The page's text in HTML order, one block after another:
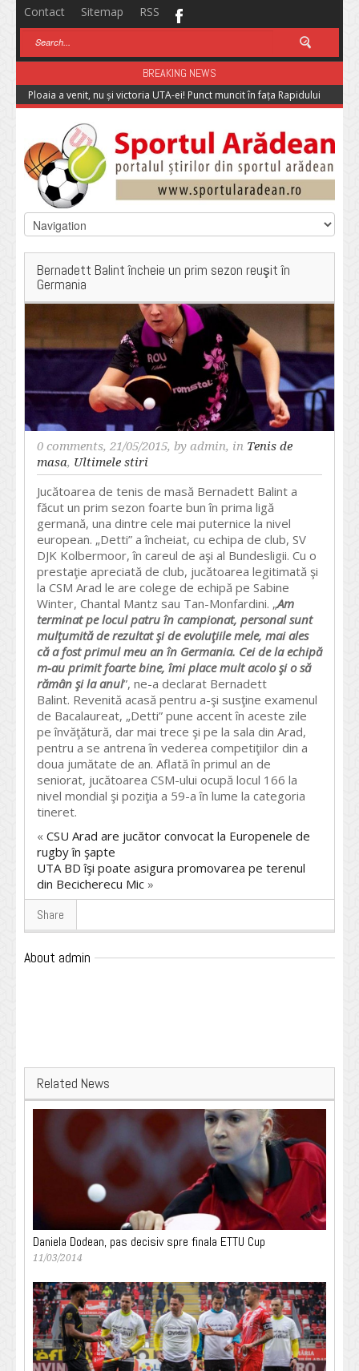
Contact Sitemap RSS
BREAKING NEWS
Ploaia a venit, nu și victoria UTA-ei! Punct muncit în fața Rapidului
Bernadett Balint încheie un prim sezon reuşit în
Germania
0 comments, 21/05/2015, by admin, in Tenis de
masa, Ultimele stiri
Jucătoarea de tenis de masă Bernadett Balint a
făcut un prim sezon foarte bun în prima ligă
germană, una dintre cele mai puternice la nivel
european. „Detti” a încheiat, cu echipa de club, SV
DJK Kolbermoor, în careul de aşi al Bundesligii. Cu o
prestaţie apreciată de club, jucătoarea legitimată şi
la CSM Arad le are colege de echipă pe Sabine
Winter, Chantal Mantz sau Tan-Monfardini. „Am
terminat pe locul patru în campionat, personal sunt
mulţumită de rezultat şi de evoluţiile mele, mai ales
că a fost primul meu an în Germania. Cei de la echipă
m-au primit foarte bine, îmi place mult acolo şi o să
rămân şi la anul”, ne-a declarat Bernadett
Balint. Revenită acasă pentru a-şi susţine examenul
de Bacalaureat, „Detti” pune accent în aceste zile
pe învăţătură, dar mai trece şi pe la sala din Arad,
pentru a se antrena în vederea competiţiilor din a
doua jumătate de an. Aflată în primul an de
seniorat, jucătoarea CSM-ului ocupă locul 166 la
nivel mondial şi poziţia a 59-a în lume la categoria
tineret.
« CSU Arad are jucător convocat la Europenele de
rugby în şapte
UTA BD îşi poate asigura promovarea pe terenul
din Becicherecu Mic »
Share
About admin
Related News
Daniela Dodean, pas decisiv spre finala ETTU Cup
11/03/2014